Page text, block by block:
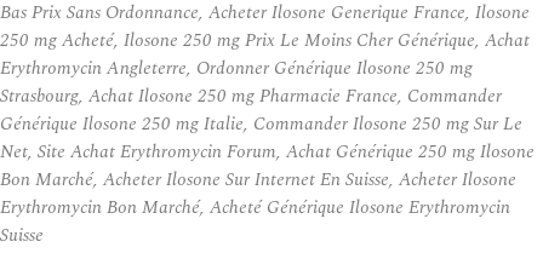
Bas Prix Sans Ordonnance, Acheter Ilosone Generique France, Ilosone
250 mg Acheté, Ilosone 250 mg Prix Le Moins Cher Générique, Achat
Erythromycin Angleterre, Ordonner Générique Ilosone 250 mg
Strasbourg, Achat Ilosone 250 mg Pharmacie France, Commander
Générique Ilosone 250 mg Italie, Commander Ilosone 250 mg Sur Le
Net, Site Achat Erythromycin Forum, Achat Générique 250 mg Ilosone
Bon Marché, Acheter Ilosone Sur Internet En Suisse, Acheter Ilosone
Erythromycin Bon Marché, Acheté Générique Ilosone Erythromycin
Suisse